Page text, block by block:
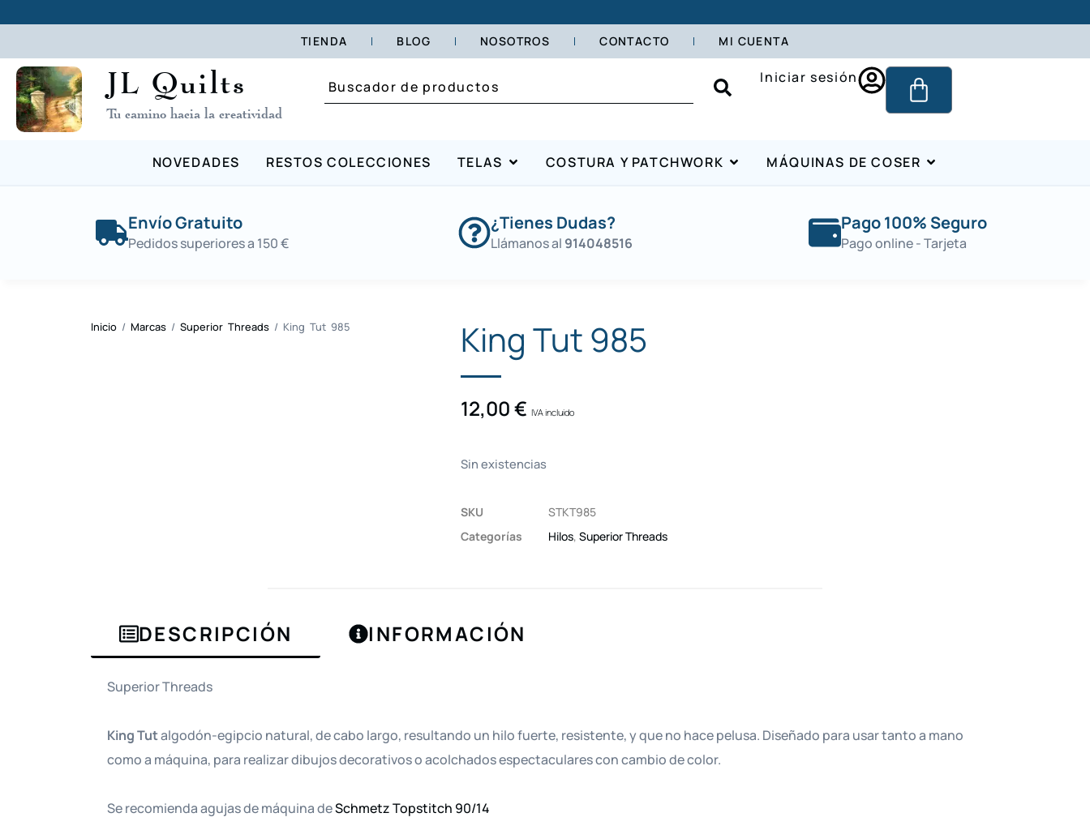
TIENDA BLOG NOSOTROS CONTACTO MI CUENTA
JL Quilts
Tu camino hacia la creatividad
Iniciar sesión
NOVEDADES RESTOS COLECCIONES TELAS COSTURA Y PATCHWORK MÁQUINAS DE COSER
Envío Gratuito
Pedidos superiores a 150 €
¿Tienes Dudas?
Llámanos al 914048516
Pago 100% Seguro
Pago online - Tarjeta
Inicio / Marcas / Superior Threads / King Tut 985 King Tut 985
12,00€ IVA incluido
Sin existencias
SKU
STKT985
Categorías
Hilos, Superior Threads
DESCRIPCIÓN INFORMACIÓN
Superior Threads
King Tutalgodón-egipcio natural, de cabo largo, resultando un hilo fuerte, resistente, y que no hace pelusa. Diseñado para usar tanto a mano
como a máquina, para realizar dibujos decorativos o acolchados espectaculares con cambio de color.
Se recomienda agujas de máquina deSchmetz Topstitch 90/14